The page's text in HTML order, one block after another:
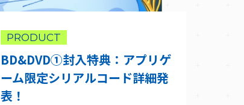
PRODUCT
BD&DVD①封入特典：アプリゲ
ーム限定シリアルコード詳細発
表！